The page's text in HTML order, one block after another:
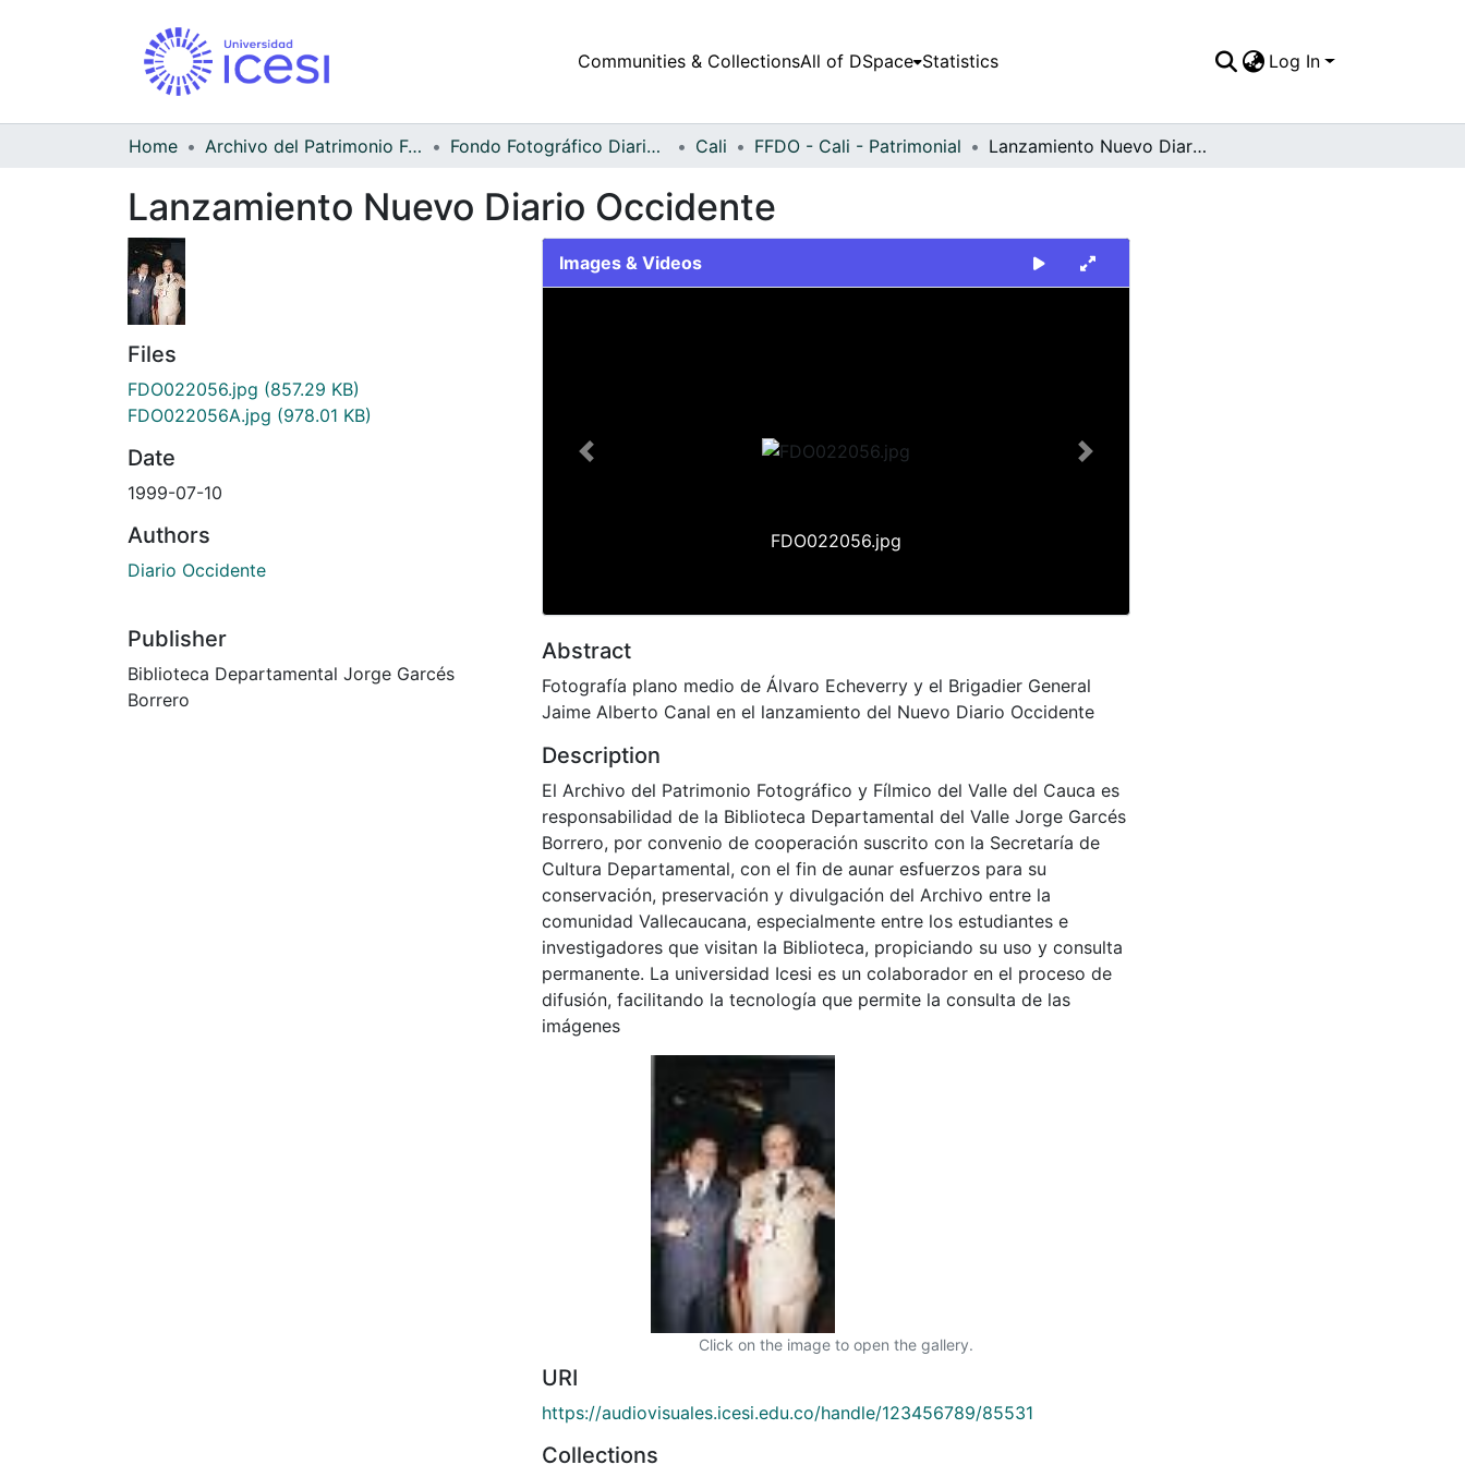
Communities & CollectionsAll of DSpace Statistics Log In
Home Archivo del Patrimonio Fotográfico y Fílmico del Valle del Cauca Fondo Fotográfico Diario Occidente Cali FFDO - Cali - Patrimonial Lanzamiento Nuevo Diario Occidente
Lanzamiento Nuevo Diario Occidente
Files
FDO022056.jpg (857.29 KB)
FDO022056A.jpg (978.01 KB)
Date
1999-07-10
Authors
Diario Occidente
Publisher
Biblioteca Departamental Jorge Garcés
Borrero
Images & Videos
FDO022056.jpg
Previous Next
Abstract
Fotografía plano medio de Álvaro Echeverry y el Brigadier General
Jaime Alberto Canal en el lanzamiento del Nuevo Diario Occidente
Description
El Archivo del Patrimonio Fotográfico y Fílmico del Valle del Cauca es
responsabilidad de la Biblioteca Departamental del Valle Jorge Garcés
Borrero, por convenio de cooperación suscrito con la Secretaría de
Cultura Departamental, con el fin de aunar esfuerzos para su
conservación, preservación y divulgación del Archivo entre la
comunidad Vallecaucana, especialmente entre los estudiantes e
investigadores que visitan la Biblioteca, propiciando su uso y consulta
permanente. La universidad Icesi es un colaborador en el proceso de
difusión, facilitando la tecnología que permite la consulta de las
imágenes
Click on the image to open the gallery.
URI
https://audiovisuales.icesi.edu.co/handle/123456789/85531
Collections